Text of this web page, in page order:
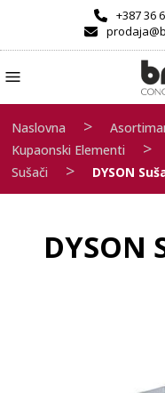
+387 36
Naslovna >
Kupaonski Elementi >
Sušači > DYSON
DYSON